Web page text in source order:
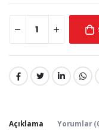
Paylaş:
Açıklama Yorumlar